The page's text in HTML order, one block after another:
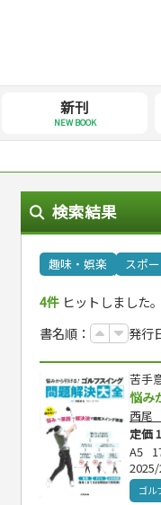
新刊
NEW BOOK
検索結果
趣味・娯楽 スポ
4件 ヒットしました。
書名順：
発行
苦手
悩み
西尾
定価
A5
ゴル